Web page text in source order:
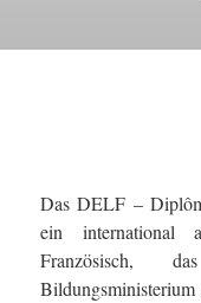
Das DELF –
ein international
Französisch,